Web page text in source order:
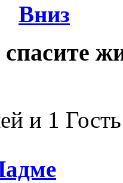
Вниз
и 1